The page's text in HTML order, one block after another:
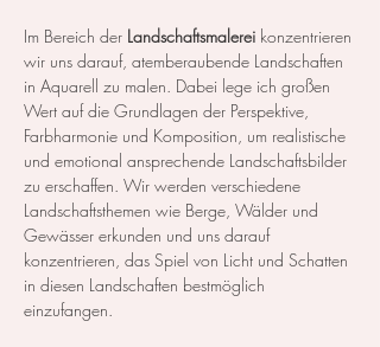
Im Bereich der Landschaftsmalerei konzentrieren
wir uns darauf, atemberaubende Landschaften
in Aquarell zu malen. Dabei lege ich großen
Wert auf die Grundlagen der Perspektive,
Farbharmonie und Komposition, um realistische
und emotional ansprechende Landschaftsbilder
zu erschaffen. Wir werden verschiedene
Landschaftsthemen wie Berge, Wälder und
Gewässer erkunden und uns darauf
konzentrieren, das Spiel von Licht und Schatten
in diesen Landschaften bestmöglich
einzufangen.